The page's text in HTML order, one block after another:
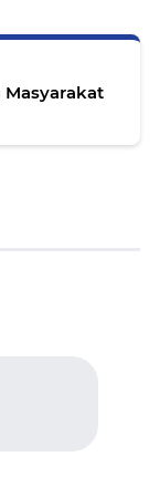
Masyarakat